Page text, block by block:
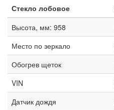
Стекло лобовое
Высота, мм: 958
Место по зеркало
Обогрев щеток
VIN
Датчик дождя